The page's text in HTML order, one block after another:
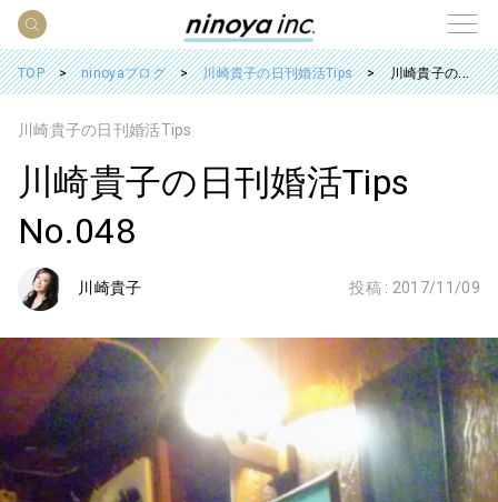
TOP ninoyaブログ 川崎貴子の日刊婚活Tips 川崎貴子の日刊婚活Tips No.048
川崎貴子の日刊婚活Tips
川崎貴子の日刊婚活Tips
No.048
川崎貴子 投稿 : 2017/11/09